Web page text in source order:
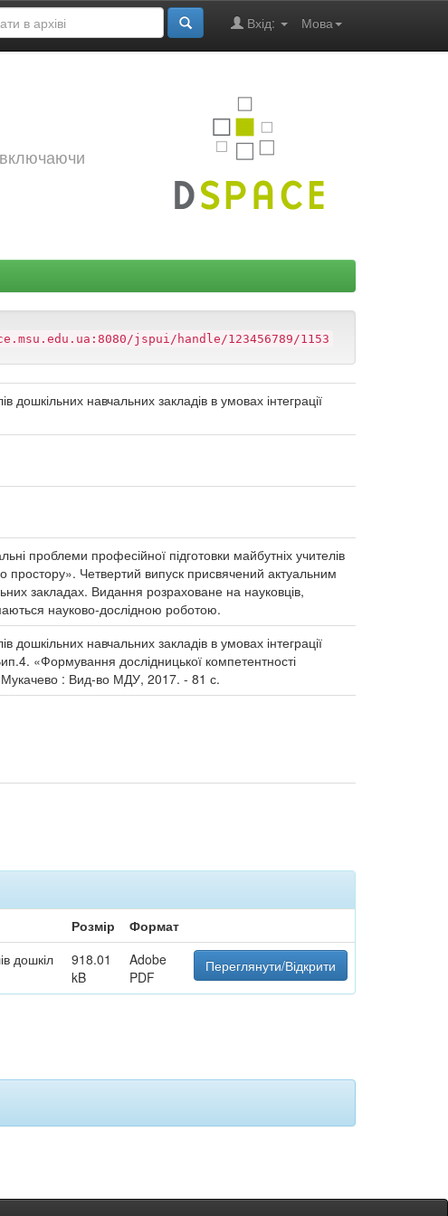
Мова
Вхід:
включаючи
jspui/handle/123456789/1153
дошкільних навчальних закладів в умовах інтеграції
проблеми професійної підготовки майбутніх учителів
простору». Четвертий випуск присвячений актуальним
закладах. Видання розраховане на науковців,
науково-дослідною роботою.
дошкільних навчальних закладів в умовах інтеграції
«Формування дослідницької компетентності
Мукачево : Вид-во МДУ, 2017. - 81 с.
Розмір
Формат
дошкіл
918.01
kB
Adobe
PDF
Переглянути/Відкрити